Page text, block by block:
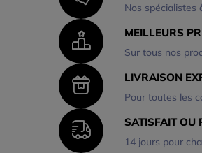
Nos spécialistes
MEILLEURS
Sur tous nos
LIVRAISON
Pour toutes les
SATISFAIT OU
14 jours pour